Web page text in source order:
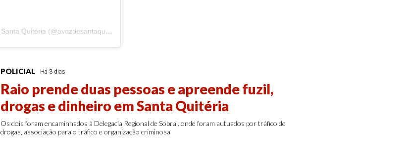
Uma publicação compartilhada por A Voz de Santa Quitéria (@avozdesantaquiteria)
POLICIAL Há 3 dias
Raio prende duas pessoas e apreende fuzil,
drogas e dinheiro em Santa Quitéria
Os dois foram encaminhados à Delegacia Regional de Sobral, onde foram autuados por tráfico de
drogas, associação para o tráfico e organização criminosa